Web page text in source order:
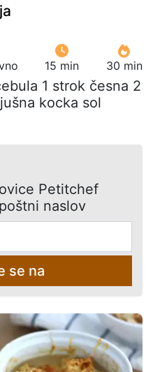
15 min 30 min
1 strok česna 2
kocka sol
Petitchef
naslov
se na